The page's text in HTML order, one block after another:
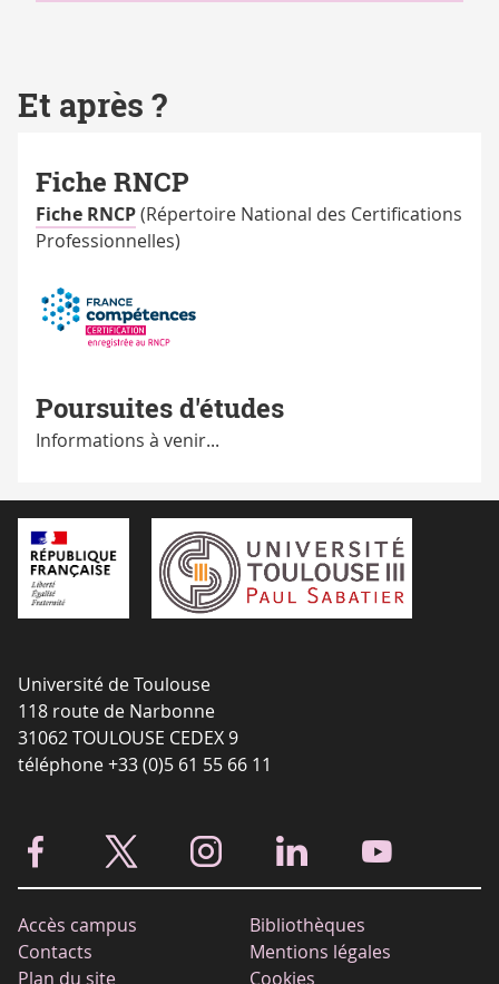
Et après ?
Fiche RNCP
Fiche RNCP(Répertoire National des Certifications
Professionnelles)
Poursuites d'études
Informations à venir...
Université de Toulouse
118 route de Narbonne
31062 TOULOUSE CEDEX 9
téléphone +33 (0)5 61 55 66 11
Accès campus
Bibliothèques
Contacts
Mentions légales
Plan du site
Cookies